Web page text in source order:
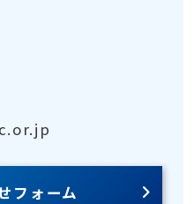
フォーム